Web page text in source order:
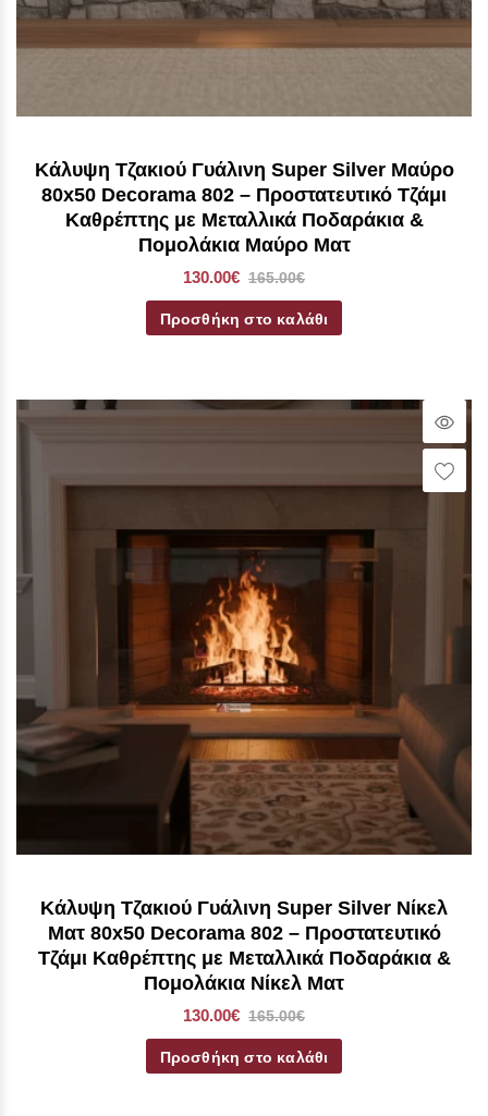
Κάλυψη Τζακιού Γυάλινη Super Silver Μαύρο
80x50 Decorama 802 – Προστατευτικό Τζάμι
Καθρέπτης με Μεταλλικά Ποδαράκια &
Πομολάκια Μαύρο Ματ
130.00€ 165.00€
Προσθήκη στο καλάθι
Κάλυψη Τζακιού Γυάλινη Super Silver Νίκελ
Ματ 80x50 Decorama 802 – Προστατευτικό
Τζάμι Καθρέπτης με Μεταλλικά Ποδαράκια &
Πομολάκια Νίκελ Ματ
130.00€ 165.00€
Προσθήκη στο καλάθι